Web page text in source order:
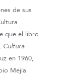
de sus
que el libro
Cultura
en 1960,
Mejía